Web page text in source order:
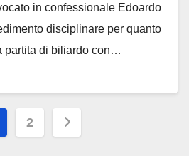
in confessionale Edoardo
disciplinare per quanto
partita di biliardo con…
2